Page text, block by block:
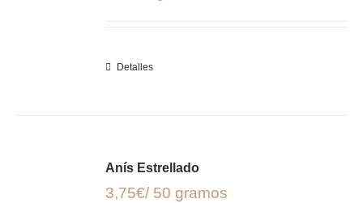
Detalles
Anís Estrellado
3,75€/ 50 gramos